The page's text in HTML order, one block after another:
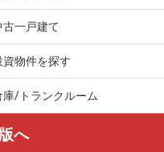
古一戸建て
資物件を探す
庫/トランクルーム
へ